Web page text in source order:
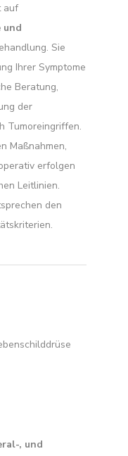
auf
und
Sie
Ihrer Symptome
Beratung,
der
Tumoreingriffen.
Maßnahmen,
erfolgen
Leitlinien.
den
, und